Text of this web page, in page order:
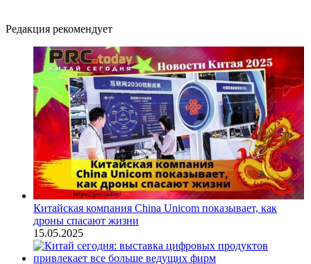
Редакция рекомендует
Китайская компания China Unicom показывает, как
дроны спасают жизни
15.05.2025